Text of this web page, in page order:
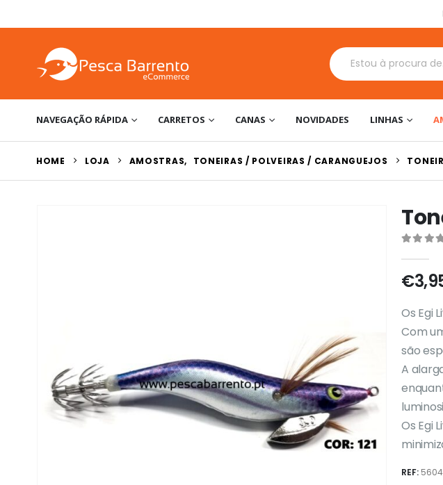
NAVEGAÇÃO RÁPIDA CARRETOS CANAS NOVIDADES LINHAS
HOME LOJA AMOSTRAS, TONEIRAS / POLVEIRAS / CARANGUEJOS
€
Os Egi
Com
são
A
Os Egi
REF: